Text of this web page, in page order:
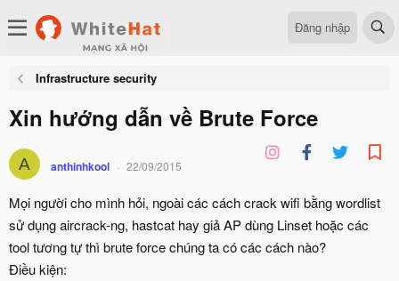
Đăng nhập
Infrastructure security
Xin hướng dẫn về Brute Force
A anthinhkool 22/09/2015
Mọi người cho mình hỏi, ngoài các cách crack wifi bằng wordlist
sử dụng aircrack-ng, hastcat hay giả AP dùng Linset hoặc các
tool tương tự thì brute force chúng ta có các cách nào?
Điều kiện: